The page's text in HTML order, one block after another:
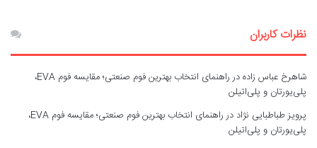
نظرات کاربران
شاهرخ عباس زادهدر
راهنمای انتخاب بهترین فوم صنعتی؛ مقایسه فوم EVA،
پلی‌یورتان و پلی‌اتیلن
پرویز طباطبایی نژاد در
راهنمای انتخاب بهترین فوم صنعتی؛ مقایسه فوم EVA،
پلی‌یورتان و پلی‌اتیلن